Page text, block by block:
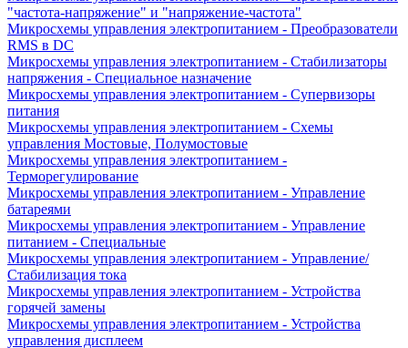
"частота-напряжение" и "напряжение-частота"
Микросхемы управления электропитанием - Преобразователи
RMS в DC
Микросхемы управления электропитанием - Стабилизаторы
напряжения - Специальное назначение
Микросхемы управления электропитанием - Супервизоры
питания
Микросхемы управления электропитанием - Схемы
управления Мостовые, Полумостовые
Микросхемы управления электропитанием -
Терморегулирование
Микросхемы управления электропитанием - Управление
батареями
Микросхемы управления электропитанием - Управление
питанием - Специальные
Микросхемы управления электропитанием - Управление/
Стабилизация тока
Микросхемы управления электропитанием - Устройства
горячей замены
Микросхемы управления электропитанием - Устройства
управления дисплеем